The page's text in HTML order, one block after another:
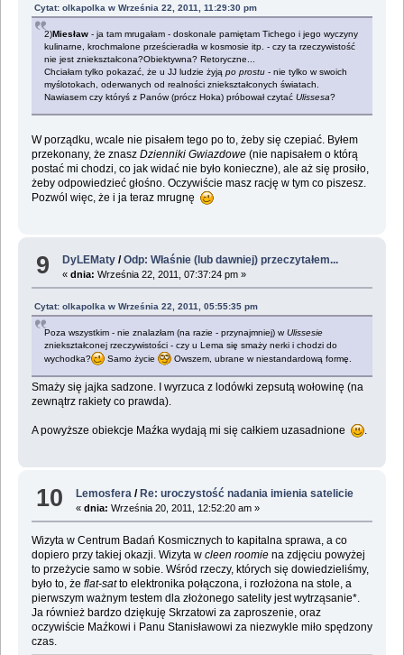
Cytat: olkapolka w Września 22, 2011, 11:29:30 pm
2)Miesław- ja tam mrugałam - doskonale pamiętam Tichego i jego wyczyny
kulinarne, krochmalone prześcieradła w kosmosie itp. - czy ta rzeczywistość
nie jest zniekształcona?Obiektywna? Retoryczne...
Chciałam tylko pokazać, że u JJ ludzie żyją po prostu - nie tylko w swoich
myślotokach, oderwanych od realności zniekształconych światach.
Nawiasem czy któryś z Panów (prócz Hoka) próbował czytać Ulissesa?
W porządku, wcale nie pisałem tego po to, żeby się czepiać. Byłem
przekonany, że znasz Dzienniki Gwiazdowe(nie napisałem o którą
postać mi chodzi, co jak widać nie było konieczne), ale aż się prosiło,
żeby odpowiedzieć głośno. Oczywiście masz rację w tym co piszesz.
Pozwól więc, że i ja teraz mrugnę
9 DyLEMaty /Odp: Właśnie (lub dawniej) przeczytałem...
«dnia: Września 22, 2011, 07:37:24 pm »
Cytat: olkapolka w Września 22, 2011, 05:55:35 pm
Poza wszystkim - nie znalazłam (na razie - przynajmniej) wUlissesie
zniekształconej rzeczywistości - czy u Lema się smaży nerki i chodzi do
wychodka?
Samo życie Owszem, ubrane w niestandardową formę.
Smaży się jajka sadzone. I wyrzuca z lodówki zepsutą wołowinę (na
zewnątrz rakiety co prawda).
A powyższe obiekcje Maźka wydają mi się całkiem uzasadnione .
10 Lemosfera /Re: uroczystość nadania imienia satelicie
«dnia: Września 20, 2011, 12:52:20 am »
Wizyta w Centrum Badań Kosmicznych to kapitalna sprawa, a co
dopiero przy takiej okazji. Wizyta w cleen roomiena zdjęciu powyżej
to przeżycie samo w sobie. Wśród rzeczy, których się dowiedzieliśmy,
było to, że flat-satto elektronika połączona, i rozłożona na stole, a
pierwszym ważnym testem dla złożonego satelity jest wytrząsanie*.
Ja również bardzo dziękuję Skrzatowi za zaproszenie, oraz
oczywiście Maźkowi i Panu Stanisławowi za niezwykle miło spędzony
czas.